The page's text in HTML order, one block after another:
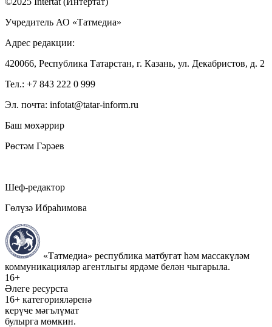
Учредитель АО «Татмедиа»
Адрес редакции:
420066, Республика Татарстан, г. Казань, ул. Декабристов, д. 2
Тел.: +7 843 222 0 999
Эл. почта: infotat@tatar-inform.ru
Баш мөхәррир
Рөстәм Гәрәев
Шеф-редактор
Гөлүзә Ибраһимова
«Татмедиа» республика матбугат һәм массакүләм
коммуникацияләр агентлыгы ярдәме белән чыгарыла.
16+
Әлеге ресурста
16+ категорияләренә
керүче мәгълүмат
булырга мөмкин.